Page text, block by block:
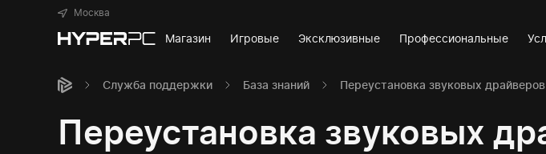
Москва
Магазин Игровые Эксклюзивные Профессиональные
Служба поддержки База знаний Переустановка звуковых
Переустановка звуковых